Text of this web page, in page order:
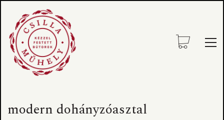
modern dohányzóasztal